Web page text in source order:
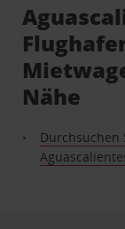
Nähe
Durchsuchen